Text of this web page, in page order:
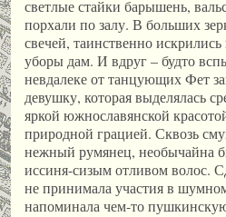
светлые стайки бары­шень,
порхали по залу. В больших
свечей, таинственно
уборы дам. И вдруг – будто
невдалеке от танцующих Фет
девушку, которая выделялась
яркой южнославянской
природной грацией. Сквозь
нежный румянец, необычайна
иссиня-сизым отливом волос.
не принимала участия в
напоминала чем-то